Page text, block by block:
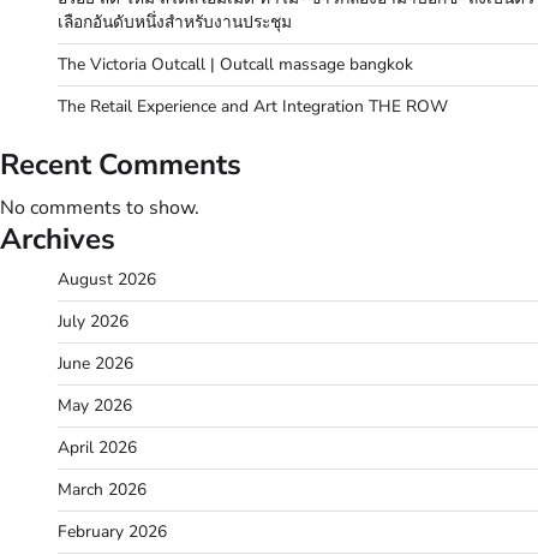
เลือกอันดับหนึ่งสำหรับงานประชุม
The Victoria Outcall | Outcall massage bangkok
The Retail Experience and Art Integration THE ROW
Recent Comments
No comments to show.
Archives
August 2026
July 2026
June 2026
May 2026
April 2026
March 2026
February 2026